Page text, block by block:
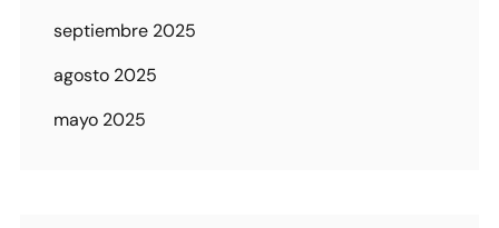
septiembre 2025
agosto 2025
mayo 2025